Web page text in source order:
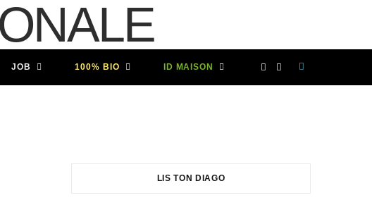
F I
JOB 100% BIO ID MAISON
LIS TON DIAGO